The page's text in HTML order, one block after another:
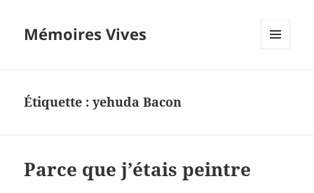
Mémoires Vives
Étiquette :yehuda Bacon
Parce que j’étais peintre